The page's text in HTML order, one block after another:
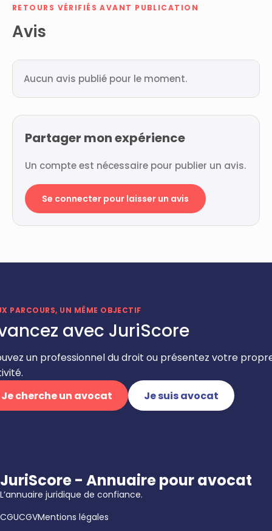
RETOURS VÉRIFIÉS AVANT PUBLICATION
Avis
Aucun avis publié pour le moment.
Partager mon expérience
Un compte est nécessaire pour publier un avis.
Se connecter pour laisser un avis
PARCOURS, UN MÊME OBJECTIF
avec JuriScore
un professionnel du droit ou présentez votre
Je cherche un avocat
Je suis avocat
JuriScore - Annuaire pour avocat
L’annuaire juridique de confiance.
CGUCGVMentions légales